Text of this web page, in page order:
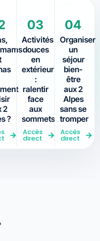
2
?
03
Activités
douces
en
extérieur
:
ralentir
face
aux
sommets
Accès
direct
04
Organiser
un
séjour
bien-
être
aux 2
Alpes
sans se
tromper
Accès
direct